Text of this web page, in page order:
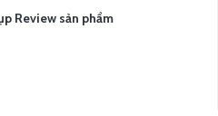
Review sản phẩm